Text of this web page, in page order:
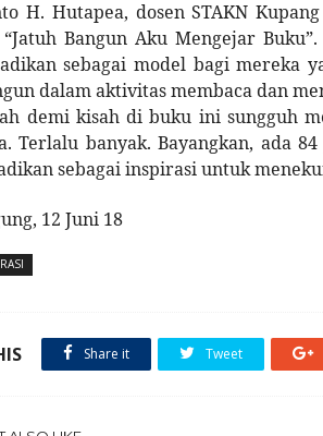
H. Hutapea, dosen STAKN
Bangun Aku Mengejar
sebagai model bagi mereka
dalam aktivitas membaca dan
demi kisah di buku ini sungguh
Terlalu banyak. Bayangkan, ada
sebagai inspirasi untuk
12 Juni 18
Share it Tweet